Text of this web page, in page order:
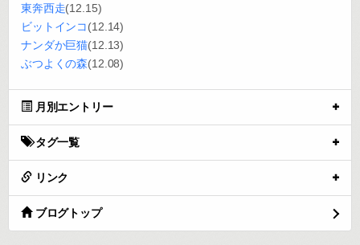
東奔西走(12.15)
ビットインコ(12.14)
ナンダか巨猫(12.13)
ぶつよくの森(12.08)
月別エントリー
タグ一覧
リンク
ブログトップ